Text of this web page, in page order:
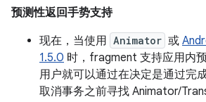
预测性返回手势支持
现在，当使用 Animator 或
1.5.0 时，fragment 支持应用内
用户就可以通过在决定是通过完
取消事务之前寻找 Animator/